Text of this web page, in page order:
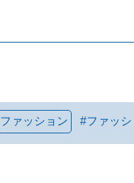
ファッション #ファッ